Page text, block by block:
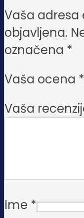
Vaša
objavljena.
označena *
Vaša ocena *
Vaša
Ime *